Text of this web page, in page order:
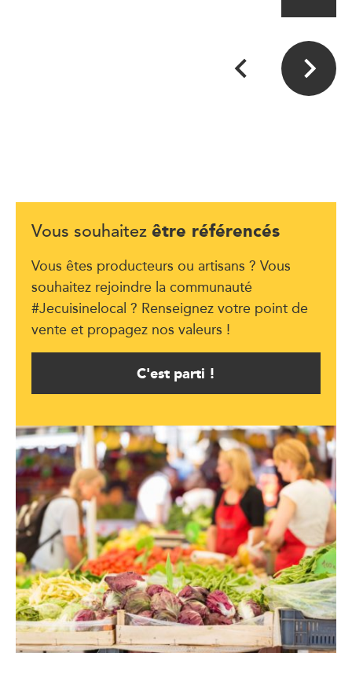
Vous souhaitez être référencés
Vous êtes producteurs ou artisans ? Vous
souhaitez rejoindre la communauté
#Jecuisinelocal ? Renseignez votre point de
vente et propagez nos valeurs !
C'est parti !